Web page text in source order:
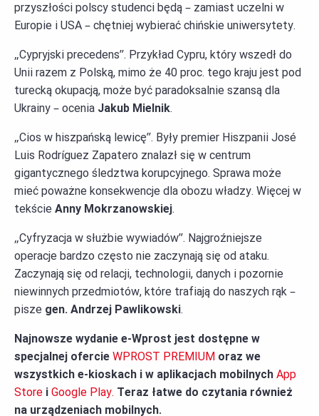
przyszłości polscy studenci będą – zamiast uczelni w
Europie i USA – chętniej wybierać chińskie uniwersytety.
„Cypryjski precedens”. Przykład Cypru, który wszedł do
Unii razem z Polską, mimo że 40 proc. tego kraju jest pod
turecką okupacją, może być paradoksalnie szansą dla
Ukrainy – ocenia Jakub Mielnik.
„Cios w hiszpańską lewicę”. Były premier Hiszpanii José
Luis Rodríguez Zapatero znalazł się w centrum
gigantycznego śledztwa korupcyjnego. Sprawa może
mieć poważne konsekwencje dla obozu władzy. Więcej w
tekście Anny Mokrzanowskiej.
„Cyfryzacja w służbie wywiadów”. Najgroźniejsze
operacje bardzo często nie zaczynają się od ataku.
Zaczynają się od relacji, technologii, danych i pozornie
niewinnych przedmiotów, które trafiają do naszych rąk –
pisze gen. Andrzej Pawlikowski.
Najnowsze wydanie e-Wprost jest dostępne w
specjalnej ofercie WPROST PREMIUM oraz we
wszystkich e-kioskach i w aplikacjach mobilnych App
Store i Google Play. Teraz łatwe do czytania również
na urządzeniach mobilnych.